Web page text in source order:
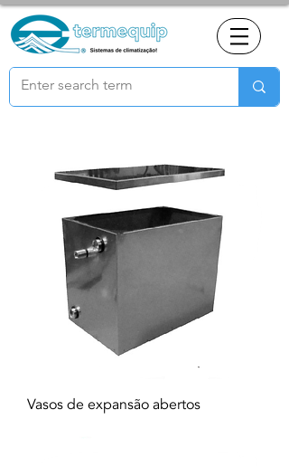
Vasos de expansão abertos